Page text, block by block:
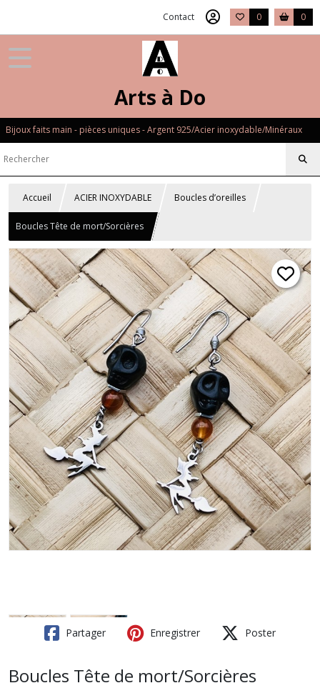
Contact 0 0
Arts à Do
Bijoux faits main - pièces uniques - Argent 925/Acier inoxydable/Minéraux
Accueil ACIER INOXYDABLE Boucles d’oreilles
Boucles Tête de mort/Sorcières
Partager Enregistrer Poster
Boucles Tête de mort/Sorcières